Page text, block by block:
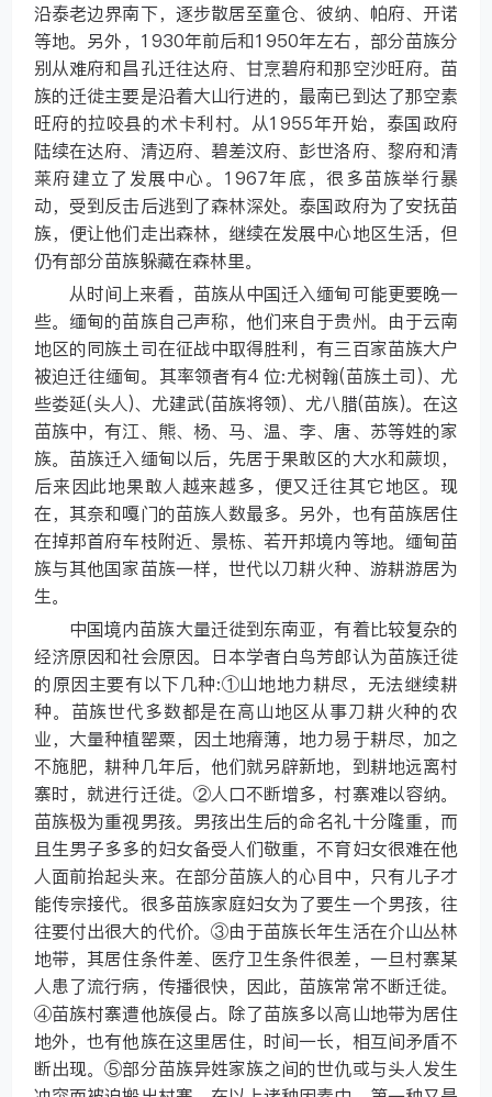
沿泰老边界南下，逐步散居至童仓、彼纳、帕府、开诺
等地。另外，1930年前后和1950年左右，部分苗族分
别从难府和昌孔迁往达府、甘烹碧府和那空沙旺府。苗
族的迁徙主要是沿着大山行进的，最南已到达了那空素
旺府的拉咬县的术卡利村。从1955年开始，泰国政府
陆续在达府、清迈府、碧差汶府、彭世洛府、黎府和清
莱府建立了发展中心。1967年底，很多苗族举行暴
动，受到反击后逃到了森林深处。泰国政府为了安抚苗
族，便让他们走出森林，继续在发展中心地区生活，但
仍有部分苗族躲藏在森林里。
从时间上来看，苗族从中国迁入缅甸可能更要晚一
些。缅甸的苗族自己声称，他们来自于贵州。由于云南
地区的同族土司在征战中取得胜利，有三百家苗族大户
被迫迁往缅甸。其率领者有4 位:尤树翰(苗族土司)、尤
些娄延(头人)、尤建武(苗族将领)、尤八腊(苗族)。在这
苗族中，有江、熊、杨、马、温、李、唐、苏等姓的家
族。苗族迁入缅甸以后，先居于果敢区的大水和蕨坝，
后来因此地果敢人越来越多，便又迁往其它地区。现
在，其奈和嘎门的苗族人数最多。另外，也有苗族居住
在掉邦首府车枝附近、景栋、若开邦境内等地。缅甸苗
族与其他国家苗族一样，世代以刀耕火种、游耕游居为
生。
中国境内苗族大量迁徙到东南亚，有着比较复杂的
经济原因和社会原因。日本学者白鸟芳郎认为苗族迁徙
的原因主要有以下几种:①山地地力耕尽，无法继续耕
种。苗族世代多数都是在高山地区从事刀耕火种的农
业，大量种植罂粟，因土地瘠薄，地力易于耕尽，加之
不施肥，耕种几年后，他们就另辟新地，到耕地远离村
寨时，就进行迁徙。②人口不断增多，村寨难以容纳。
苗族极为重视男孩。男孩出生后的命名礼十分隆重，而
且生男子多多的妇女备受人们敬重，不育妇女很难在他
人面前抬起头来。在部分苗族人的心目中，只有儿子才
能传宗接代。很多苗族家庭妇女为了要生一个男孩，往
往要付出很大的代价。③由于苗族长年生活在介山丛林
地带，其居住条件差、医疗卫生条件很差，一旦村寨某
人患了流行病，传播很快，因此，苗族常常不断迁徙。
④苗族村寨遭他族侵占。除了苗族多以高山地带为居住
地外，也有他族在这里居住，时间一长，相互间矛盾不
断出现。⑤部分苗族异姓家族之间的世仇或与头人发生